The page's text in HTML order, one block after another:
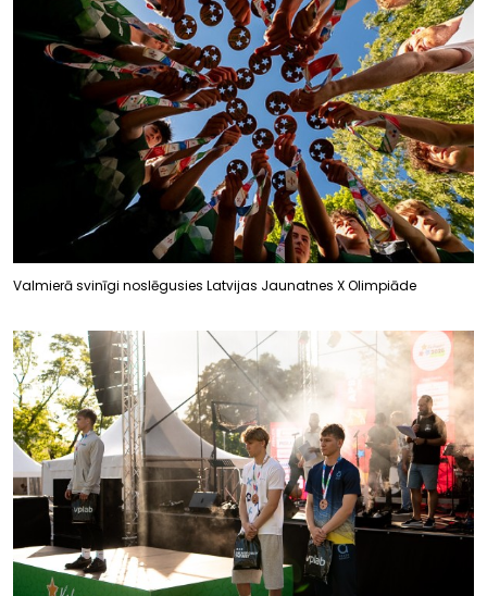
Valmierā svinīgi noslēgusies Latvijas Jaunatnes X Olimpiāde